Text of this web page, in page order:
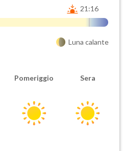
21:16
Luna calante
Pomeriggio Sera